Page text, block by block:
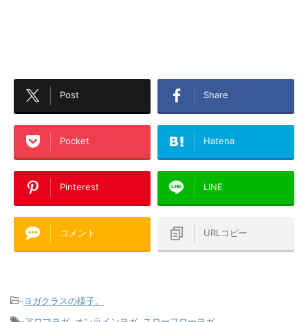
Post Share
Pocket Hatena
Pinterest LINE
コメント URLコピー
-ヨガクラスの様子。